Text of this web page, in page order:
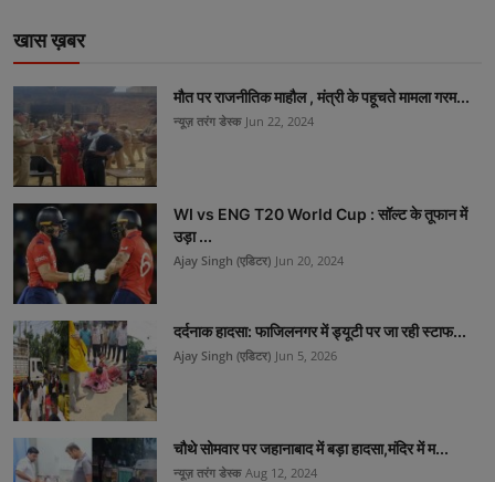
खास ख़बर
मौत पर राजनीतिक माहौल , मंत्री के पहूचते मामला गरम...
न्यूज़ तरंग डेस्क Jun 22, 2024
WI vs ENG T20 World Cup : सॉल्ट के तूफान में
उड़ा ...
Ajay Singh (एडिटर) Jun 20, 2024
दर्दनाक हादसा: फाजिलनगर में ड्यूटी पर जा रही स्टाफ...
Ajay Singh (एडिटर) Jun 5, 2026
चौथे सोमवार पर जहानाबाद में बड़ा हादसा,मंदिर में म...
न्यूज़ तरंग डेस्क Aug 12, 2024